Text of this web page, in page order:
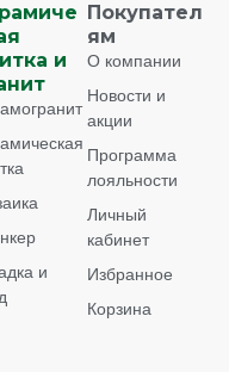
и
и
Покупател
ям
О компании
Новости и
акции
Программа
лояльности
Личный
кабинет
Избранное
Корзина